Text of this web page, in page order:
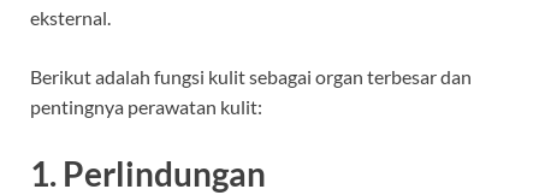
eksternal.
Berikut adalah fungsi kulit sebagai organ terbesar dan
pentingnya perawatan kulit:
1. Perlindungan